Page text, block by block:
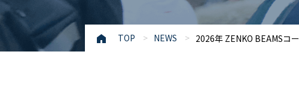
GROUP
TOP NEWS 2026年 ZENKO BEAMSコ